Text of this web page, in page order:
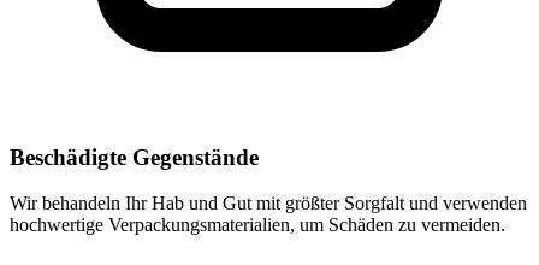
Beschädigte Gegenstände
Wir behandeln Ihr Hab und Gut mit größter Sorgfalt und verwenden
hochwertige Verpackungsmaterialien, um Schäden zu vermeiden.